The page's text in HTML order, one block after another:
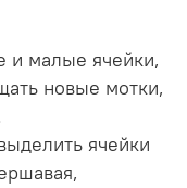
и малые ячейки,
новые мотки,
ячейки